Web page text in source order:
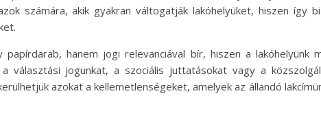
számára, akik gyakran váltogatják lakóhelyüket, hiszen így
papírdarab, hanem jogi relevanciával bír, hiszen a
választási jogunkat, a szociális juttatásokat vagy a
azokat a kellemetlenségeket, amelyek az állandó